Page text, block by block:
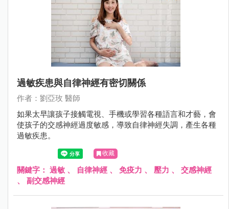
過敏疾患與自律神經有密切關係
作者：劉亞玫 醫師
如果太早讓孩子接觸電視、手機或學習各種語言和才藝，會
使孩子的交感神經過度敏感，導致自律神經失調，產生各種
過敏疾患。
收藏
關鍵字： 過敏 、 自律神經 、 免疫力 、 壓力 、 交感神經
、 副交感神經